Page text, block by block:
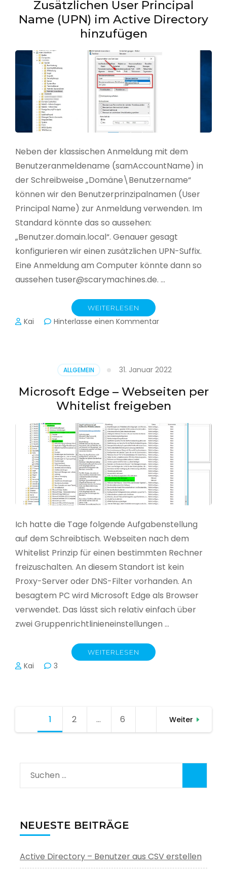
Zusätzlichen User Principal
Name (UPN) im Active Directory
hinzufügen
Neben der klassischen Anmeldung mit dem
Benutzeranmeldename (samAccountName) in
der Schreibweise „Domäne\Benutzername“
können wir den Benutzerprinzipalnamen (User
Principal Name) zur Anmeldung verwenden. Im
Standard könnte das so aussehen:
„Benutzer.domain.local“. Genauer gesagt
konfigurieren wir einen zusätzlichen UPN-Suffix.
Eine Anmeldung am Computer könnte dann so
aussehen tuser@scarymachines.de. …
WEITERLESEN
Kai Hinterlasse einen Kommentarzu
(UPN)
im
Active
Directory
ALLGEMEIN 31. Januar 2022
Microsoft Edge – Webseiten per
Whitelist freigeben
Ich hatte die Tage folgende Aufgabenstellung
auf dem Schreibtisch. Webseiten nach dem
Whitelist Prinzip für einen bestimmten Rechner
freizuschalten. An diesem Standort ist kein
Proxy-Server oder DNS-Filter vorhanden. An
besagtem PC wird Microsoft Edge als Browser
verwendet. Das lässt sich relativ einfach über
zwei Gruppenrichtlinieneinstellungen …
WEITERLESEN
Kai 3
Seitennummerierung
1 Seite
2 … Seite
6 Weiter
Suchen
nach:
NEUESTE BEITRÄGE
Active Directory – Benutzer aus CSV erstellen